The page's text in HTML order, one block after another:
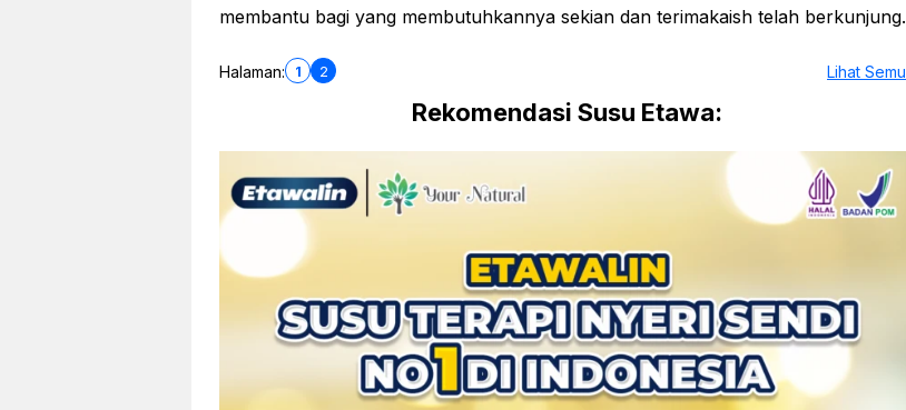
membantu bagi yang membutuhkannya sekian dan terimakaish telah berkunjung.
Halaman: 1 2 Lihat
Rekomendasi Susu Etawa: